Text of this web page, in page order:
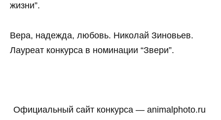
жизни”.
Вера, надежда, любовь. Николай Зиновьев.
Лауреат конкурса в номинации “Звери”.
Официальный сайт конкурса — animalphoto.ru